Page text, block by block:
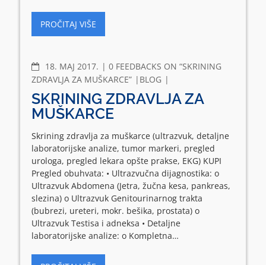
PROČITAJ VIŠE
18. МАЈ 2017. COMMENTS
0 FEEDBACKS ON “SKRINING
ZDRAVLJA ZA MUŠKARCE”
BLOG
SKRINING ZDRAVLJA ZA
MUŠKARCE
Skrining zdravlja za muškarce (ultrazvuk, detaljne
laboratorijske analize, tumor markeri, pregled
urologa, pregled lekara opšte prakse, EKG) KUPI
Pregled obuhvata: • Ultrazvučna dijagnostika: o
Ultrazvuk Abdomena (Jetra, žučna kesa, pankreas,
slezina) o Ultrazvuk Genitourinarnog trakta
(bubrezi, ureteri, mokr. bešika, prostata) o
Ultrazvuk Testisa i adneksa • Detaljne
laboratorijske analize: o Kompletna…